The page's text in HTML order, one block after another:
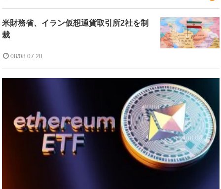
米財務省、イラン仮想通貨取引所2社を制
裁
08/08 07:20